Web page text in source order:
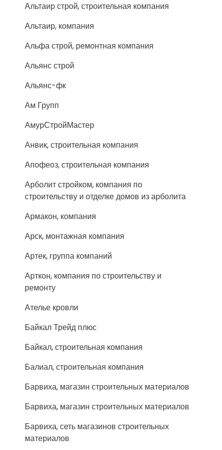
Альтаир строй, строительная компания
Альтаир, компания
Альфа строй, ремонтная компания
Альянс строй
Альянс-фк
Ам Групп
АмурСтройМастер
Анвик, строительная компания
Апофеоз, строительная компания
Арболит стройком, компания по
строительству и отделке домов из арболита
Армакон, компания
Арск, монтажная компания
Артек, группа компаний
Арткон, компания по строительству и
ремонту
Ателье кровли
Байкал Трейд плюс
Байкал, строительная компания
Балиал, строительная компания
Барвиха, магазин строительных материалов
Барвиха, магазин строительных материалов
Барвиха, сеть магазинов строительных
материалов